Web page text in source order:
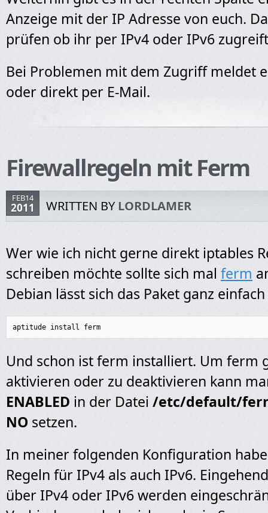
Anzeige mit der IP Adresse von euch.
prüfen ob ihr per IPv4 oder IPv6
Bei Problemen mit dem Zugriff meldet
oder direkt per E-Mail.
Firewallregeln mit Ferm
FEB14
2011 WRITTEN BYLORDLAMER
Wer wie ich nicht gerne direkt iptables
schreiben möchte sollte sich mal ferm
Debian lässt sich das Paket ganz
aptitude install ferm
Und schon ist ferm installiert. Um ferm
aktivieren oder zu deaktivieren kann
ENABLED in der Datei /etc/default/
NO setzen.
In meiner folgenden Konfiguration
Regeln für IPv4 als auch IPv6.
über IPv4 oder IPv6 werden